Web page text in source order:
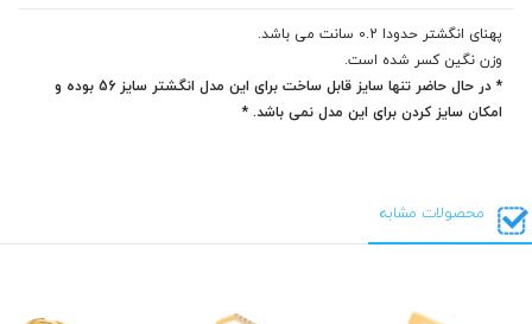
پهنای انگشتر حدودا 0.2 سانت می باشد.
وزن نگین کسر شده است.
* در حال حاضر تنها سایز قابل ساخت برای این مدل انگشتر سایز 56 بوده و
امکان سایز کردن برای این مدل نمی باشد. *
محصولات مشابه